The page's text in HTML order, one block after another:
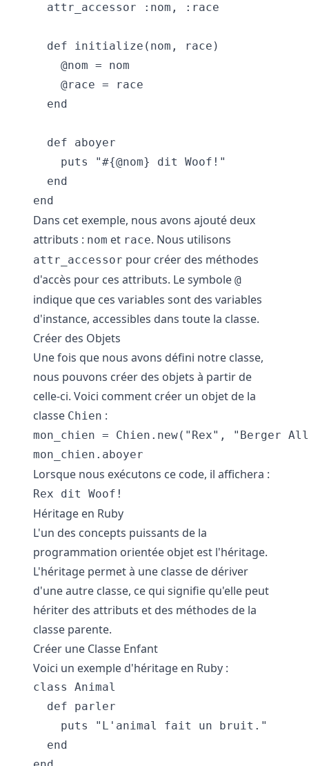
  attr_accessor :nom, :race
  def initialize(nom, race)
    @nom = nom
    @race = race
  end
  def aboyer
    puts "#{@nom} dit Woof!"
  end
Dans cet exemple, nous avons ajouté deux
attributs : nom et race. Nous utilisons
attr_accessor pour créer des méthodes
d'accès pour ces attributs. Le symbole @
indique que ces variables sont des variables
d'instance, accessibles dans toute la classe.
Créer des Objets
Une fois que nous avons défini notre classe,
nous pouvons créer des objets à partir de
celle-ci. Voici comment créer un objet de la
classe Chien :
mon_chien = Chien.new("Rex", "Berger
Lorsque nous exécutons ce code, il affichera :
Rex dit Woof!
Héritage en Ruby
L'un des concepts puissants de la
programmation orientée objet est l'héritage.
L'héritage permet à une classe de dériver
d'une autre classe, ce qui signifie qu'elle peut
hériter des attributs et des méthodes de la
classe parente.
Créer une Classe Enfant
Voici un exemple d'héritage en Ruby :
class Animal
  def parler
    puts "L'animal fait un bruit."
  end